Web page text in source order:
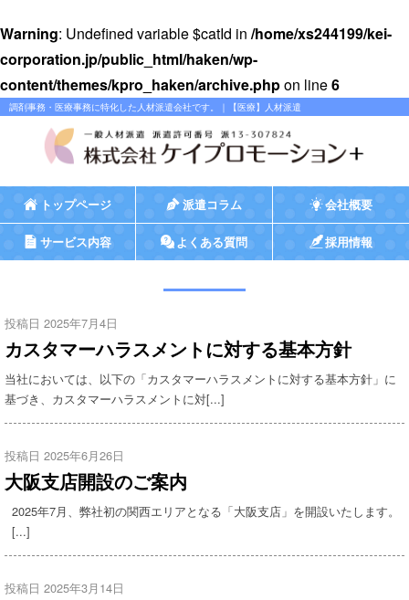
Warning: Undefined variable $catId in /home/xs244199/kei-
corporation.jp/public_html/haken/wp-
content/themes/kpro_haken/archive.phpon line6
調剤事務・医療事務に特化した人材派遣会社です。｜【医療】人材派遣
トップページ 派遣コラム 会社概要
サービス内容 よくある質問 採用情報
投稿日 2025年7月4日
カスタマーハラスメントに対する基本方針
当社においては、以下の「カスタマーハラスメントに対する基本方針」に
基づき、カスタマーハラスメントに対[...]
投稿日 2025年6月26日
大阪支店開設のご案内
2025年7月、弊社初の関西エリアとなる「大阪支店」を開設いたします。
[...]
投稿日 2025年3月14日